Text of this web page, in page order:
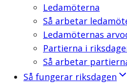
Ledamöterna
Så arbetar
Ledamöternas
Partierna i
Så arbetar
Så fungerar riksdagen